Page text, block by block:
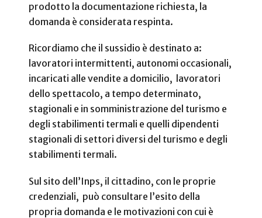
prodotto la documentazione richiesta, la
domanda è considerata respinta.
Ricordiamo che il sussidio è destinato a:
lavoratori intermittenti, autonomi occasionali,
incaricati alle vendite a domicilio, lavoratori
dello spettacolo, a tempo determinato,
stagionali e in somministrazione del turismo e
degli stabilimenti termali e quelli dipendenti
stagionali di settori diversi del turismo e degli
stabilimenti termali.
Sul sito dell’Inps, il cittadino, con le proprie
credenziali, può consultare l’esito della
propria domanda e le motivazioni con cui è